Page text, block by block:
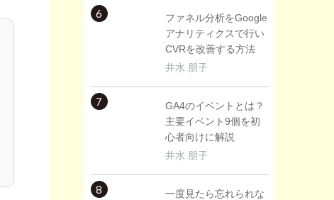
6
ファネル分析をGoogle
アナリティクスで行い
CVRを改善する方法
井水 朋子
7
GA4のイベントとは？
主要イベント9個を初
心者向けに解説
井水 朋子
8
一度見たら忘れられな